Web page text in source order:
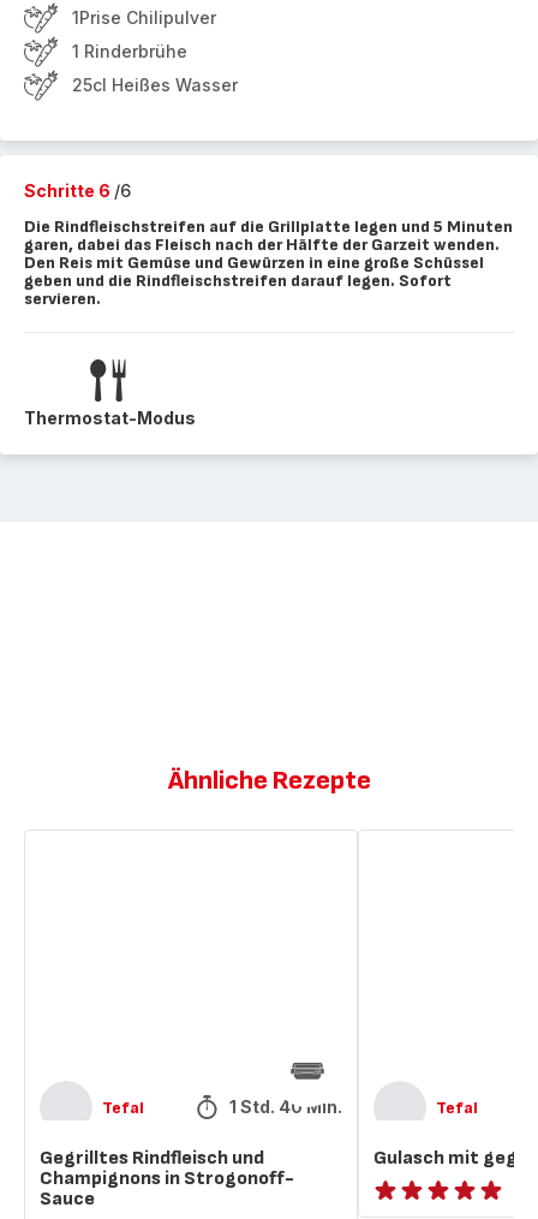
1Prise Chilipulver
1 Rinderbrühe
25cl Heißes Wasser
Schritte 6 /6
Die Rindfleischstreifen auf die Grillplatte legen und 5 Minuten
garen, dabei das Fleisch nach der Hälfte der Garzeit wenden.
Den Reis mit Gemüse und Gewürzen in eine große Schüssel
geben und die Rindfleischstreifen darauf legen. Sofort
servieren.
Thermostat-Modus
Ähnliche Rezepte
Tefal 1 Std. 40 Min.
Gegrilltes Rindfleisch und
Champignons in Strogonoff-
Sauce
Tefal
Gulasch mit
ratings.NaN